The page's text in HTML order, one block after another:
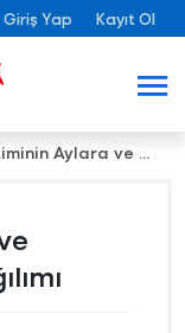
Giriş Yap Kayıt Ol
Aylara ve ...